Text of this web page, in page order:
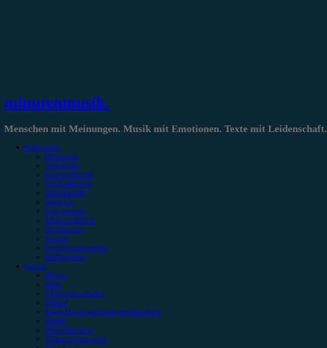
minutenmusik.
Menschen mit Meinungen. Musik mit Emotionen. Texte mit Leidenschaft.
Kategorien
Rezension
Vorbericht
Konzertbericht
Festivalbericht
Showbericht
Interview
Gewinnspiel
Jahresrückblick
Kommentar
Special
Erinnerungswürdig
Bildergalerie
Genres
#Rock
#Pop
#Alternative/Indie
#Metal
#Post-Hardcore/Hardcore/Metalcore
#Punk
#Rap/Hip-Hop
#Singer/Songwriter